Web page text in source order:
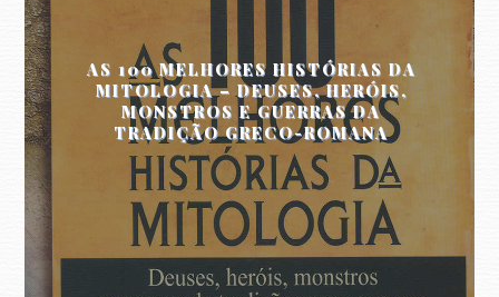
AS 100 MELHORES HISTÓRIAS DA
MITOLOGIA – DEUSES, HERÓIS,
MONSTROS E GUERRAS DA
TRADIÇÃO GRECO-ROMANA